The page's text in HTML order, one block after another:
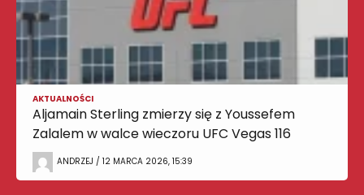
AKTUALNOŚCI
Aljamain Sterling zmierzy się z Youssefem
Zalalem w walce wieczoru UFC Vegas 116
ANDRZEJ / 12 MARCA 2026, 15:39